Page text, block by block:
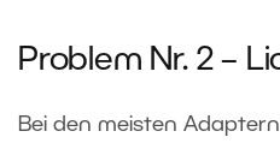
Problem Nr. 2 –
Bei den meisten